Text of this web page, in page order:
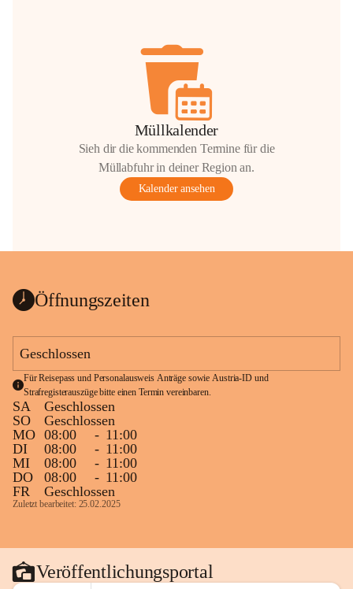
Müllkalender
Sieh dir die kommenden Termine für die
Müllabfuhr in deiner Region an.
Kalender ansehen
Öffnungszeiten
Geschlossen
Für Reisepass und Personalausweis Anträge sowie Austria-ID und
Strafregisterauszüge bitte einen Termin vereinbaren.
SA
Geschlossen
SO
Geschlossen
MO 08:00 - 11:00
DI
08:00 - 11:00
MI
08:00 - 11:00
DO
08:00 - 11:00
FR
Geschlossen
Zuletzt bearbeitet: 25.02.2025
Veröffentlichungsportal